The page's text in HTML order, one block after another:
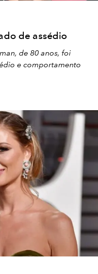
de assédio
de 80 anos, foi
e comportamento